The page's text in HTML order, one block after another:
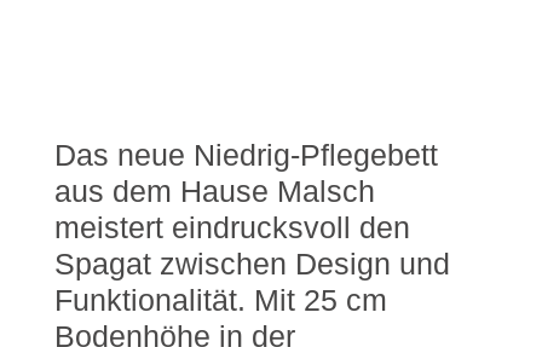
Das neue Niedrig-Pflegebett
aus dem Hause Malsch
meistert eindrucksvoll den
Spagat zwischen Design und
Funktionalität. Mit 25 cm
Bodenhöhe in der